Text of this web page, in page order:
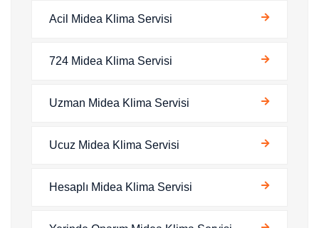
Acil Midea Klima Servisi
724 Midea Klima Servisi
Uzman Midea Klima Servisi
Ucuz Midea Klima Servisi
Hesaplı Midea Klima Servisi